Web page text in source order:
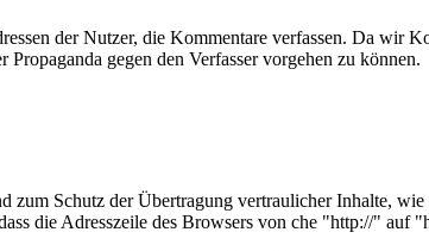
der Nutzer, die Kommentare verfassen. Da wir
gegen den Verfasser vorgehen zu können.
zum Schutz der Übertragung vertraulicher Inhalte,
die Adresszeile des Browsers von che "http://"